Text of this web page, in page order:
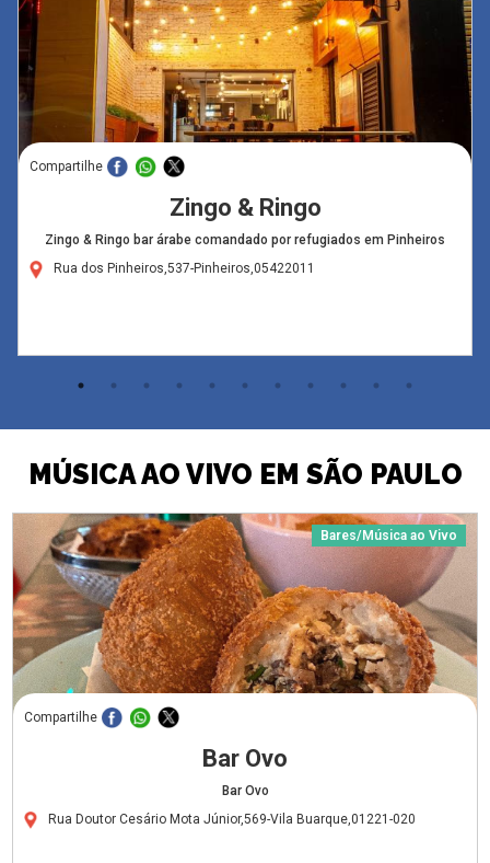
Compartilhe
Zingo & Ringo
Zingo & Ringo bar árabe comandado por refugiados em Pinheiros
Rua dos Pinheiros,537-Pinheiros,05422011
MÚSICA AO VIVO EM SÃO PAULO
Bares/Música ao Vivo
Compartilhe
Bar Ovo
Bar Ovo
Rua Doutor Cesário Mota Júnior,569-Vila Buarque,01221-020